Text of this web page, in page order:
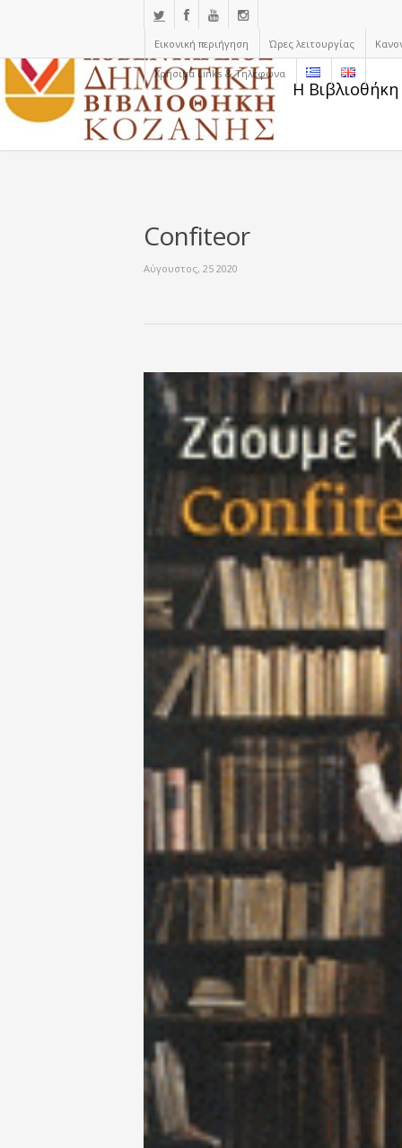
Εικονική περιήγηση Ώρες λειτουργίας
Χρήσιμα Links & Τηλέφωνα
Η
Confiteor
Αύγουστος, 25 2020